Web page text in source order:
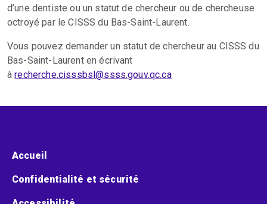
d’une dentiste ou un statut de chercheur ou de chercheuse
octroyé par le CISSS du Bas-Saint-Laurent.
Vous pouvez demander un statut de chercheur au CISSS du
Bas-Saint-Laurent en écrivant
àrecherche.cisssbsl@ssss.gouv.qc.ca
Menu pied de page
Accueil
Confidentialité et sécurité